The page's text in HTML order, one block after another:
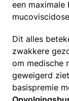
een maximale
Dit alles
zwakkere
om medische
geweigerd
basispremie